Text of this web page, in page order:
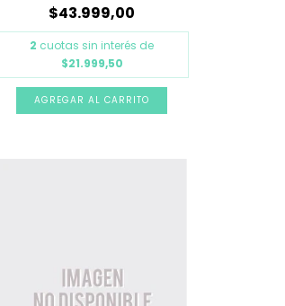
$43.999,00
2 cuotas sin interés de
$21.999,50